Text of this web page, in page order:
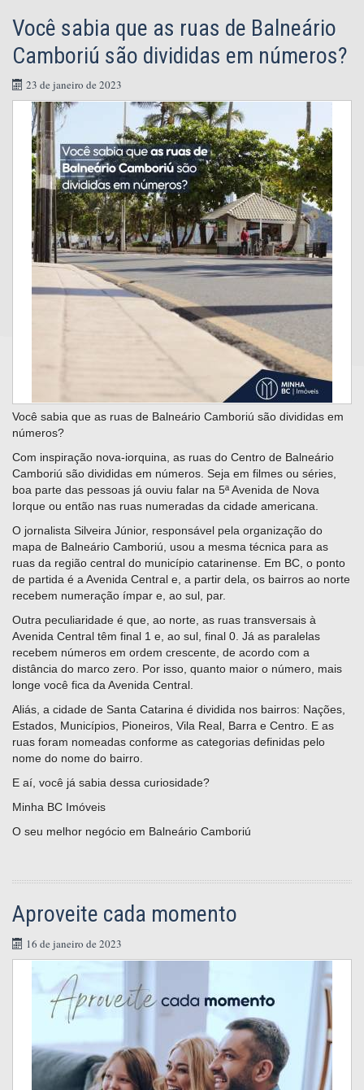
Você sabia que as ruas de Balneário
Camboriú são divididas em números?
23 de janeiro de 2023
Você sabia que as ruas de Balneário Camboriú são divididas em
números?
Com inspiração nova-iorquina, as ruas do Centro de Balneário
Camboriú são divididas em números. Seja em filmes ou séries,
boa parte das pessoas já ouviu falar na 5ª Avenida de Nova
Iorque ou então nas ruas numeradas da cidade americana.
O jornalista Silveira Júnior, responsável pela organização do
mapa de Balneário Camboriú, usou a mesma técnica para as
ruas da região central do município catarinense. Em BC, o ponto
de partida é a Avenida Central e, a partir dela, os bairros ao norte
recebem numeração ímpar e, ao sul, par.
Outra peculiaridade é que, ao norte, as ruas transversais à
Avenida Central têm final 1 e, ao sul, final 0. Já as paralelas
recebem números em ordem crescente, de acordo com a
distância do marco zero. Por isso, quanto maior o número, mais
longe você fica da Avenida Central.
Aliás, a cidade de Santa Catarina é dividida nos bairros: Nações,
Estados, Municípios, Pioneiros, Vila Real, Barra e Centro. E as
ruas foram nomeadas conforme as categorias definidas pelo
nome do nome do bairro.
E aí, você já sabia dessa curiosidade?
Minha BC Imóveis
O seu melhor negócio em Balneário Camboriú
Aproveite cada momento
16 de janeiro de 2023